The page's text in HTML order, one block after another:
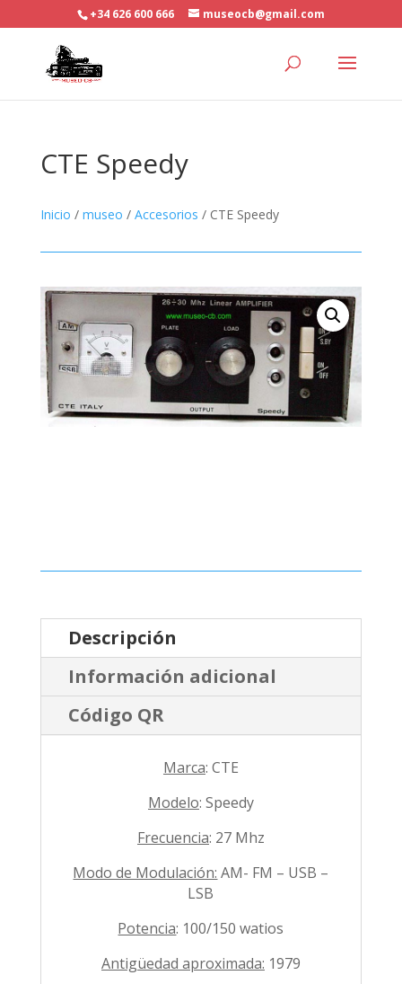
+34 626 600 666 museocb@gmail.com
CTE Speedy
Inicio / museo / Accesorios / CTE Speedy
Descripción
Información adicional
Código QR
Marca: CTE
Modelo: Speedy
Frecuencia: 27 Mhz
Modo de Modulación: AM- FM – USB –
LSB
Potencia: 100/150 watios
Antigüedad aproximada: 1979